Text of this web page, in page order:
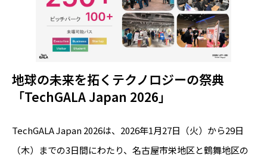
地球の未来を拓くテクノロジーの祭典
「TechGALA Japan 2026」
TechGALA Japan 2026は、2026年1月27日（火）から29日
（木）までの3日間にわたり、名古屋市栄地区と鶴舞地区の